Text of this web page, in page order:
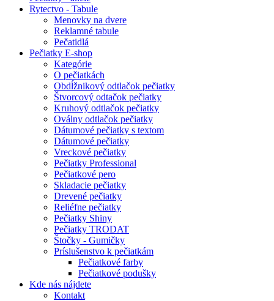
Rytectvo - Tabule
Menovky na dvere
Reklamné tabule
Pečatidlá
Pečiatky E-shop
Kategórie
O pečiatkách
Obdĺžnikový odtlačok pečiatky
Štvorcový odtačok pečiatky
Kruhový odtlačok pečiatky
Oválny odtlačok pečiatky
Dátumové pečiatky s textom
Dátumové pečiatky
Vreckové pečiatky
Pečiatky Professional
Pečiatkové pero
Skladacie pečiatky
Drevené pečiatky
Reliéfne pečiatky
Pečiatky Shiny
Pečiatky TRODAT
Štočky - Gumičky
Príslušenstvo k pečiatkám
Pečiatkové farby
Pečiatkové podušky
Kde nás nájdete
Kontakt